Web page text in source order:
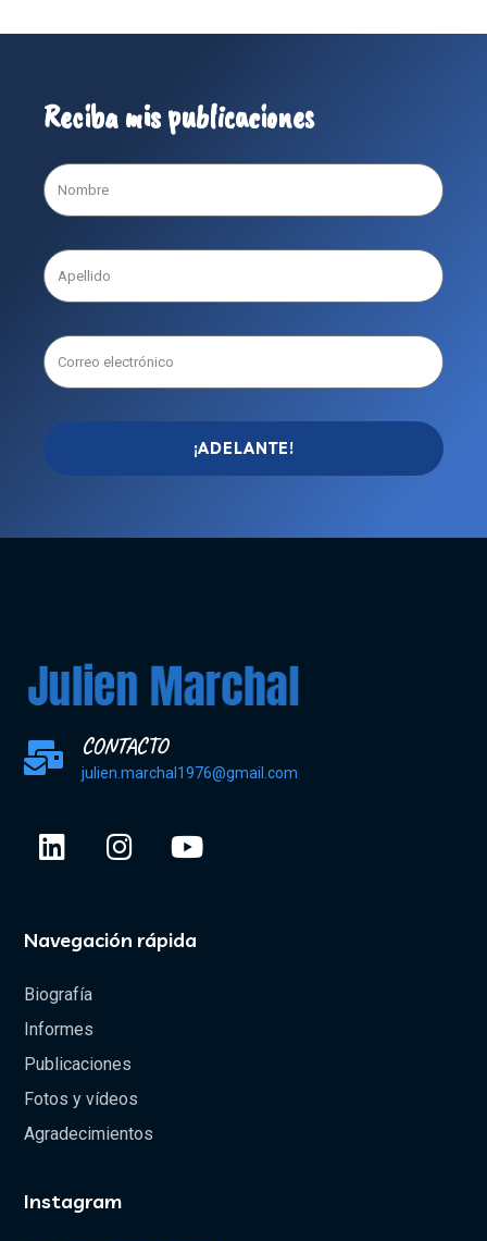
Reciba mis publicaciones
¡ADELANTE!
CONTACTO
julien.marchal1976@gmail.com
Navegación rápida
Biografía
Informes
Publicaciones
Fotos y vídeos
Agradecimientos
Instagram